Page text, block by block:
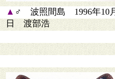
▲ ♂ 波照間島 1996年10
日 渡部浩